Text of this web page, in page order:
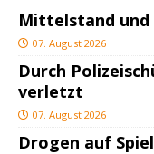
Mittelstand
07. August 2026
Durch
verletzt
07. August 2026
Drogen auf